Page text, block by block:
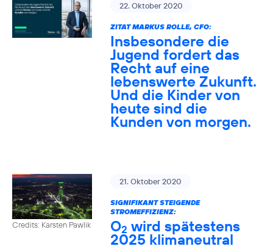
22. Oktober 2020
ZITAT MARKUS ROLLE, CFO:
Insbesondere die
Jugend fordert das
Recht auf eine
lebenswerte Zukunft.
Und die Kinder von
heute sind die
Kunden von morgen.
Credits: Karsten Pawlik
21. Oktober 2020
SIGNIFIKANT STEIGENDE
STROMEFFIZIENZ:
O2 wird spätestens
2025 klimaneutral